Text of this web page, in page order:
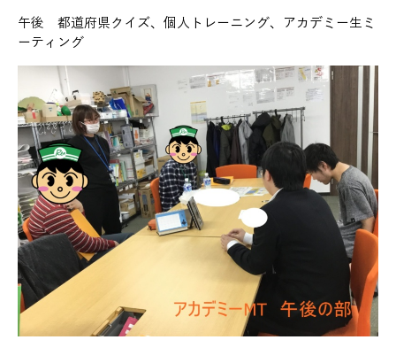
午後 都道府県クイズ、個人トレーニング、アカデミー生ミ
ーティング